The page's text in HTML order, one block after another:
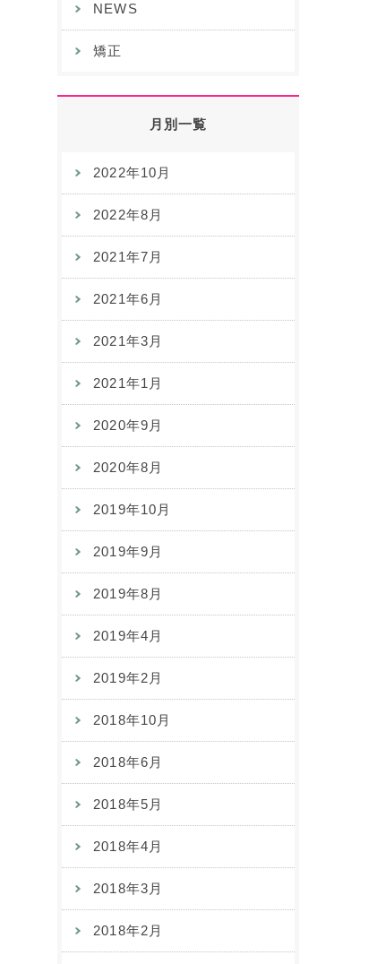
NEWS
矯正
月別一覧
2022年10月
2022年8月
2021年7月
2021年6月
2021年3月
2021年1月
2020年9月
2020年8月
2019年10月
2019年9月
2019年8月
2019年4月
2019年2月
2018年10月
2018年6月
2018年5月
2018年4月
2018年3月
2018年2月